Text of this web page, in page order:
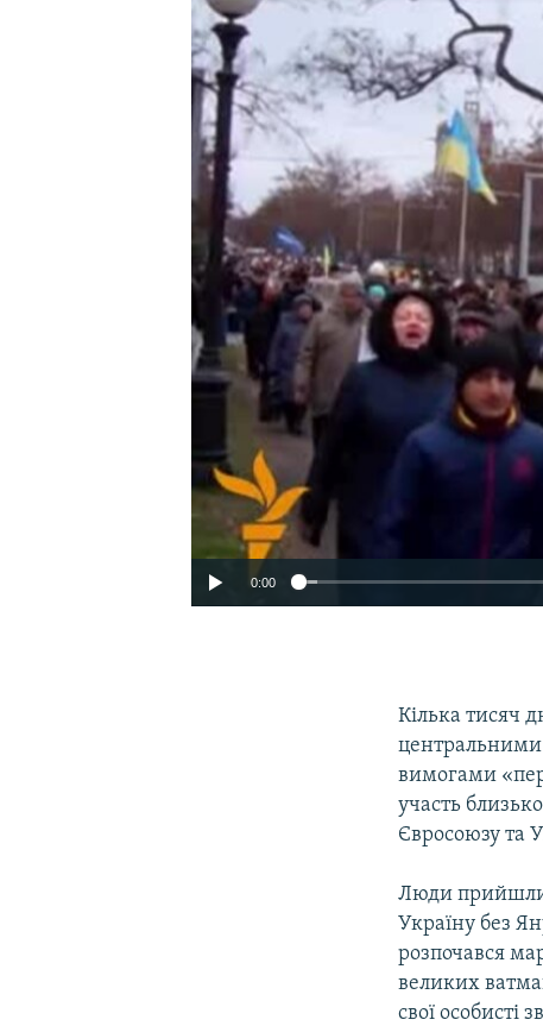
УКРАЇНСЬКА ПРОБЛЕМА КРИМУ
0:00
Кілька тисяч
вимогами
участь
Євросоюзу та
Люди прийшли
Україну без
розпочався
великих
свої особисті